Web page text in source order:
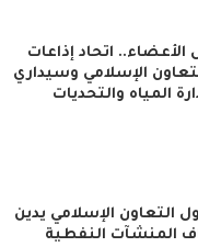
اتحاد إذاعات
الإسلامي وسيداري
المياه والتحديات
التعاون الإسلامي يدين
المنشآت النفطية